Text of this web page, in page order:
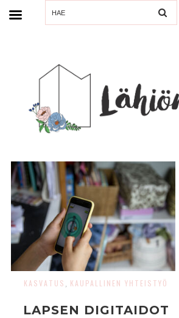
SEARCH
KASVATUS KAUPALLINEN YHTEISTYÖ
LAPSEN DIGITAIDOT